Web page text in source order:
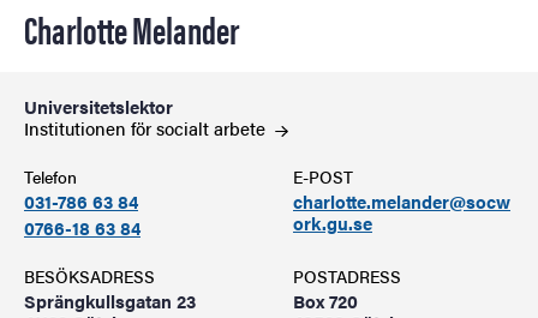
Charlotte Melander
Universitetslektor
Institutionen för socialtarbete
Telefon
031-786 63 84
0766-18 63 84
E-POST
charlotte.melander@socw
ork.gu.se
BESÖKSADRESS
Sprängkullsgatan 23
POSTADRESS
Box 720